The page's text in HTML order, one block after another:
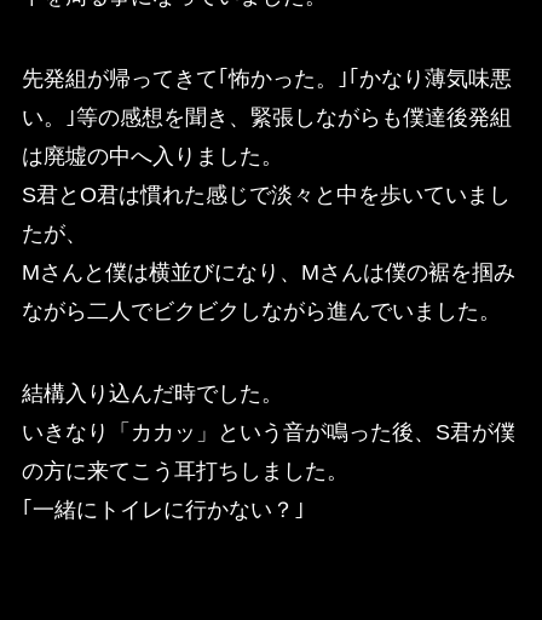
先発組が帰ってきて｢怖かった。｣｢かなり薄気味悪
い。｣等の感想を聞き、緊張しながらも僕達後発組
は廃墟の中へ入りました。
S君とO君は慣れた感じで淡々と中を歩いていまし
たが、
Mさんと僕は横並びになり、Mさんは僕の裾を掴み
ながら二人でビクビクしながら進んでいました。
結構入り込んだ時でした。
いきなり「カカッ」という音が鳴った後、S君が僕
の方に来てこう耳打ちしました。
｢一緒にトイレに行かない？｣